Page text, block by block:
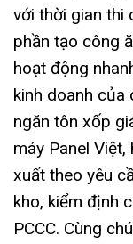
với thời gian thi
phần tạo công
hoạt động
kinh doanh của
ngăn tôn xốp
máy Panel
xuất theo yêu
kho, kiểm định
PCCC. Cùng